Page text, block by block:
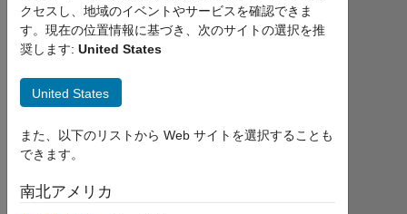
manokaran
manivasakan
2012
ら
ク
クセスし、地域のイベントやサービスを確認できま
す。現在の位置情報に基づき、次のサイトの選択を推
奨します: United States
United States
また、以下のリストから Web サイトを選択することも
できます。
南北アメリカ